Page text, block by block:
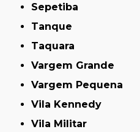
Sepetiba
Tanque
Taquara
Vargem Grande
Vargem Pequena
Vila Kennedy
Vila Militar